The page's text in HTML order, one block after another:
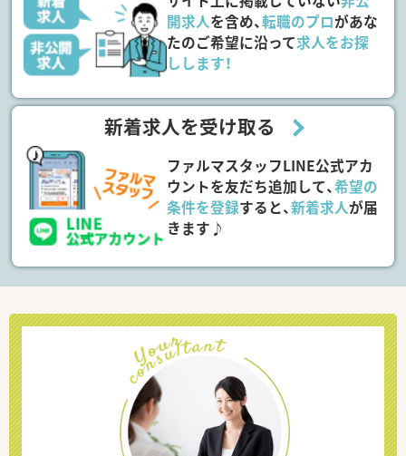
開求人を含め、転職のプロがあな
たのご希望に沿って求人をお探
しします！
新着求人を受け取る
ファルマスタッフLINE公式アカ
ウントを友だち追加して、希望の
条件を登録すると、新着求人が届
きます♪